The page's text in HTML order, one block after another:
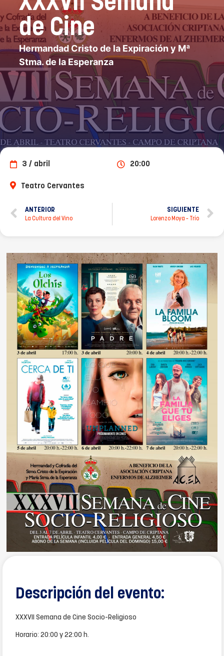
de Cine
Hermandad Cristo de la Expiración y Mª
Stma. de la Esperanza
3 / abril 20:00
Teatro Cervantes
ANTERIOR
La Cultura del Vino
SIGUIENTE
Lorenzo Moya – Trío
Descripción del evento:
XXXVII Semana de Cine Socio-Religioso
Horario: 20:00 y 22:00 h.